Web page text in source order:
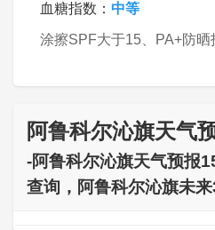
血糖指数： 中等
涂擦SPF大于15、PA+防晒
阿鲁科尔沁旗天气
-阿鲁科尔沁旗天气预报
查询，阿鲁科尔沁旗未